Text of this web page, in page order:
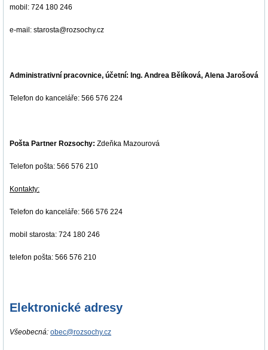
mobil: 724 180 246
e-mail: starosta@rozsochy.cz
Administrativní pracovnice, účetní: Ing. Andrea Bělíková, Alena Jarošová
Telefon do kanceláře: 566 576 224
Pošta Partner Rozsochy: Zdeňka Mazourová
Telefon pošta: 566 576 210
Kontakty:
Telefon do kanceláře: 566 576 224
mobil starosta: 724 180 246
telefon pošta: 566 576 210
Elektronické adresy
Všeobecná: obec@rozsochy.cz